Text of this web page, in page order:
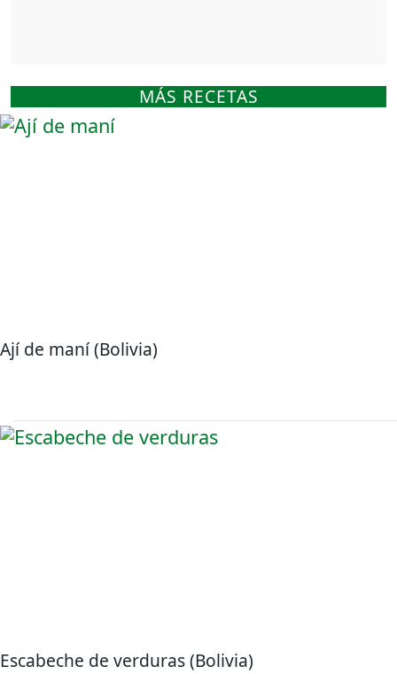
MÁS RECETAS
Ají de maní (Bolivia)
Escabeche de verduras (Bolivia)